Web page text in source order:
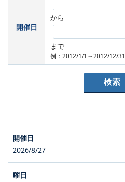
開催日
から
まで
例：2012/1/1～2012/12/31
2026/8/27